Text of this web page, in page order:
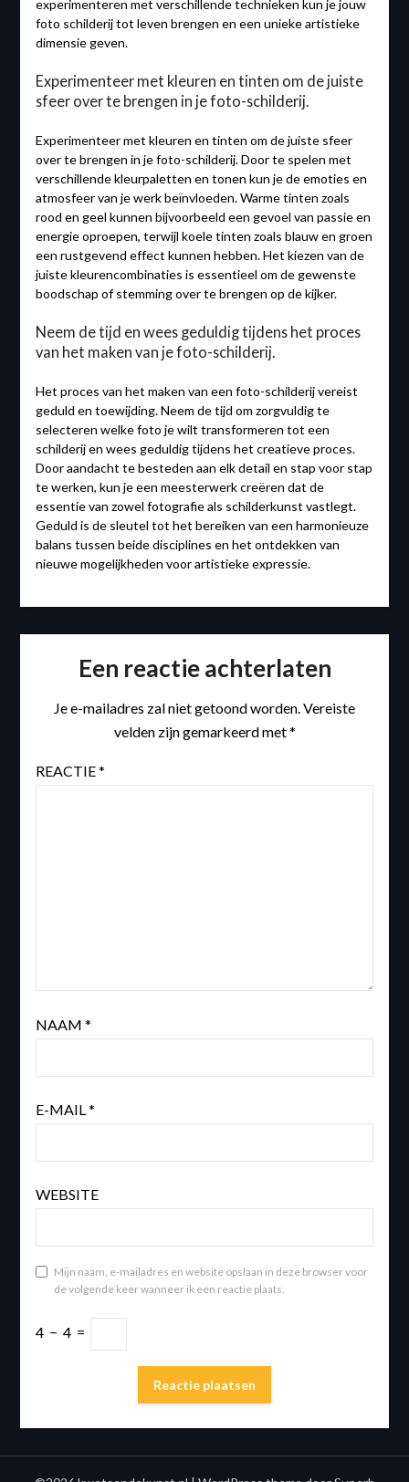
experimenteren met verschillende technieken kun je jouw
foto schilderij tot leven brengen en een unieke artistieke
dimensie geven.
Experimenteer met kleuren en tinten om de juiste
sfeer over te brengen in je foto-schilderij.
Experimenteer met kleuren en tinten om de juiste sfeer
over te brengen in je foto-schilderij. Door te spelen met
verschillende kleurpaletten en tonen kun je de emoties en
atmosfeer van je werk beïnvloeden. Warme tinten zoals
rood en geel kunnen bijvoorbeeld een gevoel van passie en
energie oproepen, terwijl koele tinten zoals blauw en groen
een rustgevend effect kunnen hebben. Het kiezen van de
juiste kleurencombinaties is essentieel om de gewenste
boodschap of stemming over te brengen op de kijker.
Neem de tijd en wees geduldig tijdens het proces
van het maken van je foto-schilderij.
Het proces van het maken van een foto-schilderij vereist
geduld en toewijding. Neem de tijd om zorgvuldig te
selecteren welke foto je wilt transformeren tot een
schilderij en wees geduldig tijdens het creatieve proces.
Door aandacht te besteden aan elk detail en stap voor stap
te werken, kun je een meesterwerk creëren dat de
essentie van zowel fotografie als schilderkunst vastlegt.
Geduld is de sleutel tot het bereiken van een harmonieuze
balans tussen beide disciplines en het ontdekken van
nieuwe mogelijkheden voor artistieke expressie.
Een reactie achterlaten
Je e-mailadres zal niet getoond worden.Vereiste
velden zijn gemarkeerd met*
REACTIE*
NAAM *
E-MAIL*
WEBSITE
Mijn naam, e-mailadres en website opslaan in deze browser voor
de volgende keer wanneer ik een reactie plaats.
4 − 4 =